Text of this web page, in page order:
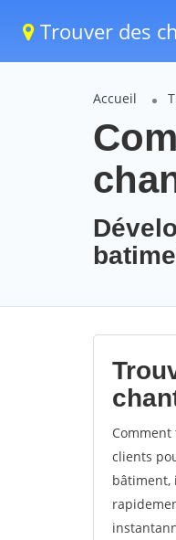
Trouver des
Accueil
clients
bâtiment,